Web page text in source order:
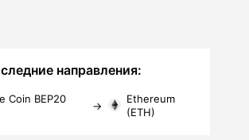
направления:
Coin BEP20
→
Ethereum
(ETH)